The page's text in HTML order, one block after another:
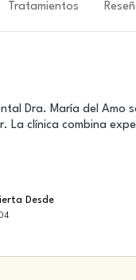
Tratamientos
Dra. María del
La clínica combina
Desde